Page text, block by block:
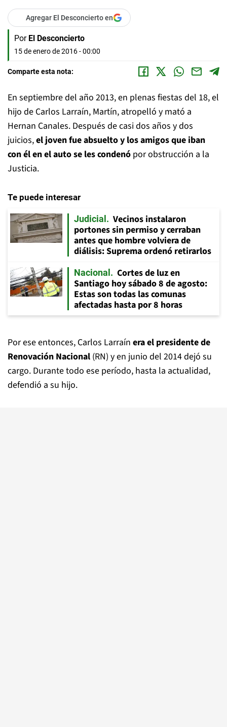
Agregar El Desconcierto en
Por El Desconcierto
15 de enero de 2016 - 00:00
Comparte esta nota:
En septiembre del año 2013, en plenas fiestas del 18, el
hijo de Carlos Larraín, Martín, atropelló y mató a
Hernan Canales. Después de casi dos años y dos
juicios,el joven fue absuelto y los amigos que iban
con él en el auto se les condenó por obstrucción a la
Justicia.
Te puede interesar
Judicial
Vecinos instalaron
portones sin permiso y cerraban
antes que hombre volviera de
diálisis: Suprema ordenó retirarlos
Nacional
Cortes de luz en
Santiago hoy sábado 8 de agosto:
Estas son todas las comunas
afectadas hasta por 8 horas
Por ese entonces, Carlos Larraín era el presidente de
Renovación Nacional (RN) y en junio del 2014 dejó su
cargo. Durante todo ese período, hasta la actualidad,
defendió a su hijo.